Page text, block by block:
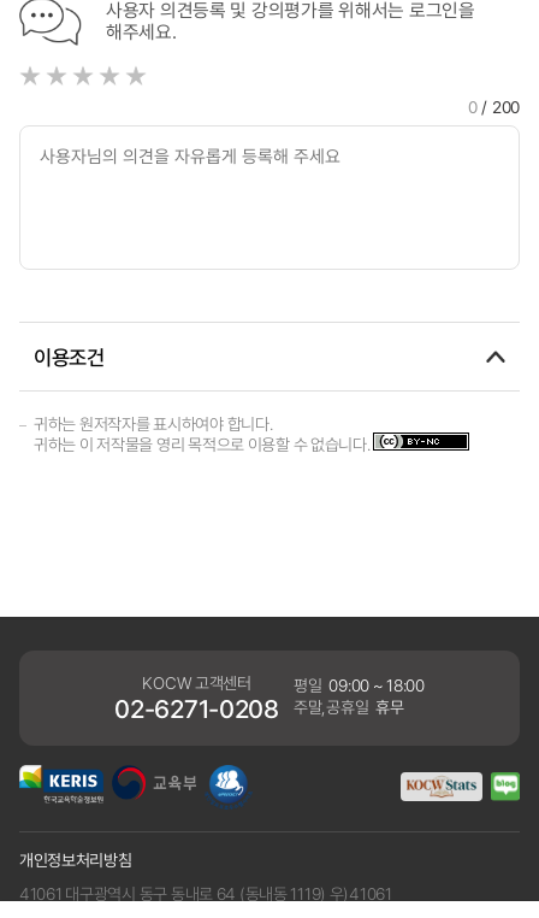
사용자 의견등록 및 강의평가를 위해서는 로그인을
해주세요.
0/ 200
이용조건
귀하는 원저작자를 표시하여야 합니다.
귀하는 이 저작물을 영리 목적으로 이용할 수 없습니다.
KOCW 고객센터
02-6271-0208
평일 09:00 ~ 18:00
주말,공휴일 휴무
개인정보처리방침
41061 대구광역시 동구 동내로 64 (동내동 1119) 우)41061